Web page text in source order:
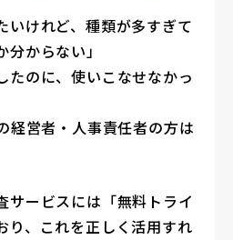
いけれど、種類が多すぎて
からない」
たのに、使いこなせなかっ
経営者・人事責任者の方は
サービスには「無料トライ
り、これを正しく活用すれ